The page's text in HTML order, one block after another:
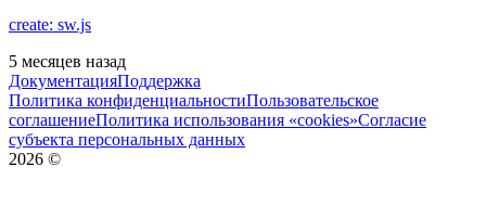
create: sw.js
5 месяцев назад
ДокументацияПоддержка
Политика конфиденциальностиПользовательское
соглашениеПолитика использования «cookies»Согласие
субъекта персональных данных
2026 ©